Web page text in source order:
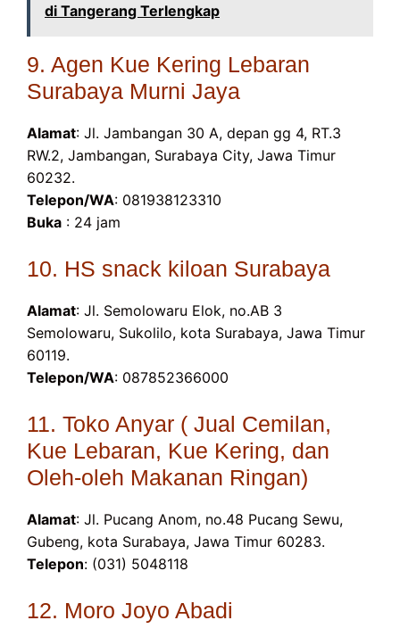
di Tangerang Terlengkap
9. Agen Kue Kering Lebaran
Surabaya Murni Jaya
Alamat: Jl. Jambangan 30 A, depan gg 4, RT.3
RW.2, Jambangan, Surabaya City, Jawa Timur
60232.
Telepon/WA: 081938123310
Buka : 24 jam
10. HS snack kiloan Surabaya
Alamat: Jl. Semolowaru Elok, no.AB 3
Semolowaru, Sukolilo, kota Surabaya, Jawa Timur
60119.
Telepon/WA: 087852366000
11. Toko Anyar ( Jual Cemilan,
Kue Lebaran, Kue Kering, dan
Oleh-oleh Makanan Ringan)
Alamat: Jl. Pucang Anom, no.48 Pucang Sewu,
Gubeng, kota Surabaya, Jawa Timur 60283.
Telepon: (031) 5048118
12. Moro Joyo Abadi